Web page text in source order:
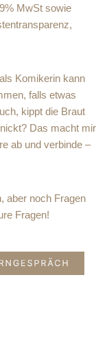
MwSt sowie
Komikerin kann
falls etwas
kippt die Braut
Das macht mir
ab und verbinde –
aber noch Fragen
Fragen!